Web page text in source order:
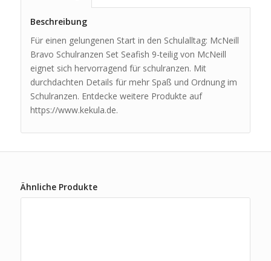
Beschreibung
Für einen gelungenen Start in den Schulalltag: McNeill
Bravo Schulranzen Set Seafish 9-teilig von McNeill
eignet sich hervorragend für schulranzen. Mit
durchdachten Details für mehr Spaß und Ordnung im
Schulranzen. Entdecke weitere Produkte auf
https://www.kekula.de.
Ähnliche Produkte